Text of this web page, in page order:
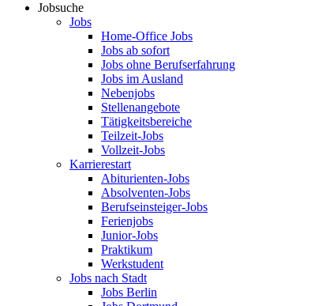
Jobsuche
Jobs
Home-Office Jobs
Jobs ab sofort
Jobs ohne Berufserfahrung
Jobs im Ausland
Nebenjobs
Stellenangebote
Tätigkeitsbereiche
Teilzeit-Jobs
Vollzeit-Jobs
Karrierestart
Abiturienten-Jobs
Absolventen-Jobs
Berufseinsteiger-Jobs
Ferienjobs
Junior-Jobs
Praktikum
Werkstudent
Jobs nach Stadt
Jobs Berlin